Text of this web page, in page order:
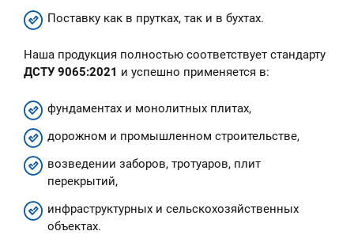
Поставку как в прутках, так и в бухтах.
Наша продукция полностью соответствует стандарту
ДСТУ 9065:2021 и успешно применяется в:
фундаментах и монолитных плитах,
дорожном и промышленном строительстве,
возведении заборов, тротуаров, плит
перекрытий,
инфраструктурных и сельскохозяйственных
объектах.